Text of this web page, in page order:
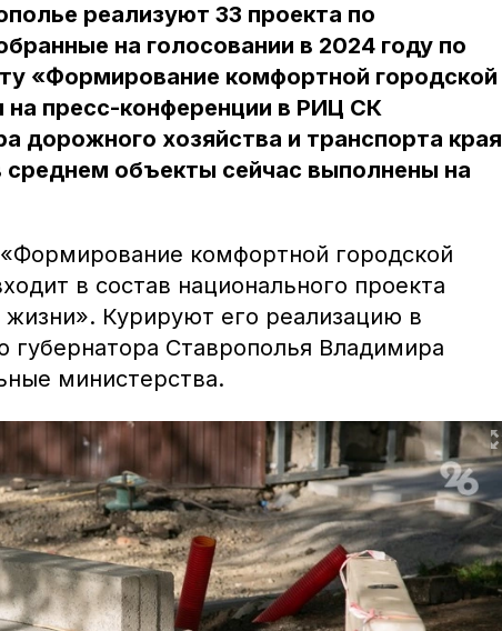
реализуют 33 проекта по
на голосовании в 2024 году по
«Формирование комфортной городской
пресс-конференции в РИЦ СК
дорожного хозяйства и транспорта края
среднем объекты сейчас выполнены на
комфортной городской
в состав национального проекта
Курируют его реализацию в
губернатора Ставрополья Владимира
министерства.